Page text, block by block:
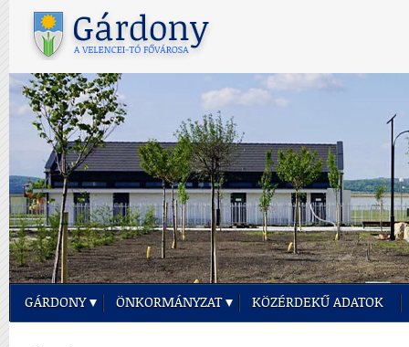
GÁRDONY ÖNKORMÁNYZAT KÖZÉRDEKŰ ADATOK